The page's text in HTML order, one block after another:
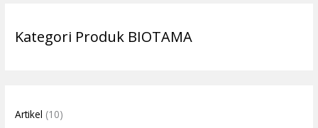
Kategori Produk BIOTAMA
Artikel (10)